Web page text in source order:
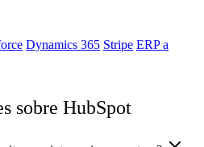
Dynamics 365 Stripe ERP a
sobre HubSpot